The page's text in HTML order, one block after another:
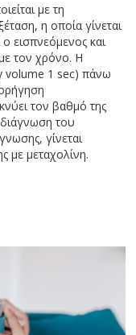
με τη
η οποία γίνεται
εισπνεόμενος και
τον χρόνο. Η
volume 1 sec) πάνω
τον βαθμό της
του
γίνεται
με μεταχολίνη.